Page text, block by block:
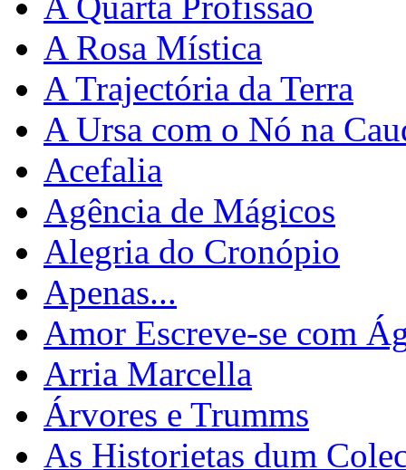
A Rosa Mística
A Trajectória da Terra
A Ursa com o Nó na
Acefalia
Agência de Mágicos
Alegria do Cronópio
Apenas...
Amor Escreve-se com
Arria Marcella
Árvores e Trumms
As Historietas dum